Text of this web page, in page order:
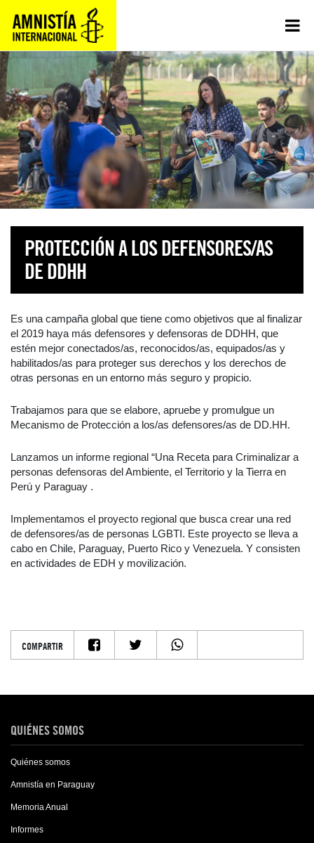
PROTECCIÓN A LOS DEFENSORES/AS
DE DDHH
Es una campaña global que tiene como objetivos que al finalizar
el 2019 haya más defensores y defensoras de DDHH, que
estén mejor conectados/as, reconocidos/as, equipados/as y
habilitados/as para proteger sus derechos y los derechos de
otras personas en un entorno más seguro y propicio.
Trabajamos para que se elabore, apruebe y promulgue un
Mecanismo de Protección a los/as defensores/as de DD.HH.
Lanzamos un informe regional “Una Receta para Criminalizar a
personas defensoras del Ambiente, el Territorio y la Tierra en
Perú y Paraguay .
Implementamos el proyecto regional que busca crear una red
de defensores/as de personas LGBTI. Este proyecto se lleva a
cabo en Chile, Paraguay, Puerto Rico y Venezuela. Y consisten
en actividades de EDH y movilización.
COMPARTIR
QUIÉNES SOMOS
Quiénes somos
Amnistía en Paraguay
Memoria Anual
Informes